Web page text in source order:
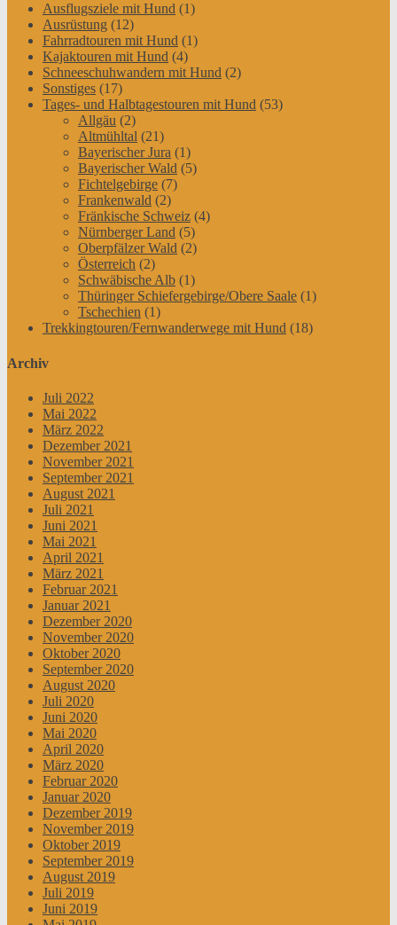
Ausflugsziele mit Hund (1)
Ausrüstung (12)
Fahrradtouren mit Hund (1)
Kajaktouren mit Hund (4)
Schneeschuhwandern mit Hund (2)
Sonstiges (17)
Tages- und Halbtagestouren mit Hund (53)
Allgäu (2)
Altmühltal (21)
Bayerischer Jura (1)
Bayerischer Wald (5)
Fichtelgebirge (7)
Frankenwald (2)
Fränkische Schweiz (4)
Nürnberger Land (5)
Oberpfälzer Wald (2)
Österreich (2)
Schwäbische Alb (1)
Thüringer Schiefergebirge/Obere Saale (1)
Tschechien (1)
Trekkingtouren/Fernwanderwege mit Hund (18)
Archiv
Juli 2022
Mai 2022
März 2022
Dezember 2021
November 2021
September 2021
August 2021
Juli 2021
Juni 2021
Mai 2021
April 2021
März 2021
Februar 2021
Januar 2021
Dezember 2020
November 2020
Oktober 2020
September 2020
August 2020
Juli 2020
Juni 2020
Mai 2020
April 2020
März 2020
Februar 2020
Januar 2020
Dezember 2019
November 2019
Oktober 2019
September 2019
August 2019
Juli 2019
Juni 2019